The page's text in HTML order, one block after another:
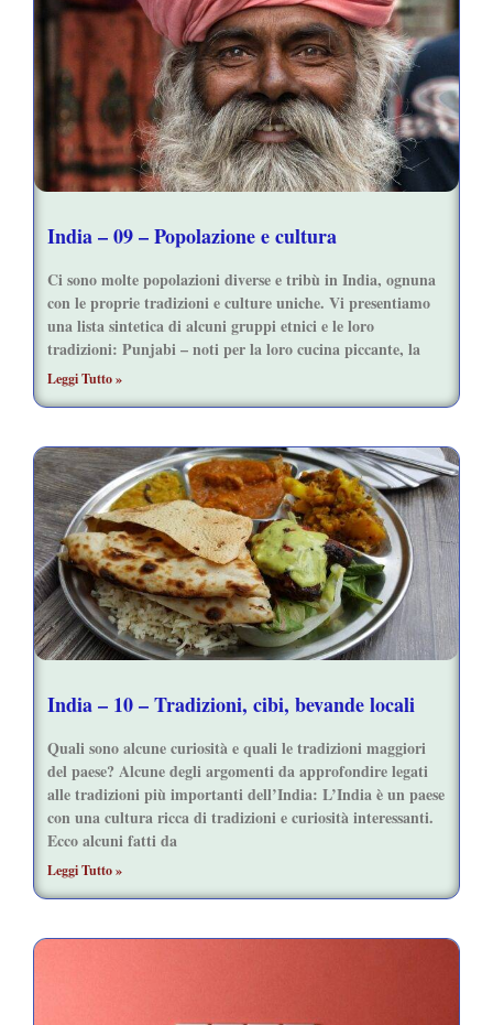
India – 09 – Popolazione e cultura
Ci sono molte popolazioni diverse e tribù in India, ognuna
con le proprie tradizioni e culture uniche. Vi presentiamo
una lista sintetica di alcuni gruppi etnici e le loro
tradizioni: Punjabi – noti per la loro cucina piccante, la
Leggi Tutto »
India – 10 – Tradizioni, cibi, bevande locali
Quali sono alcune curiosità e quali le tradizioni maggiori
del paese? Alcune degli argomenti da approfondire legati
alle tradizioni più importanti dell’India: L’India è un paese
con una cultura ricca di tradizioni e curiosità interessanti.
Ecco alcuni fatti da
Leggi Tutto »